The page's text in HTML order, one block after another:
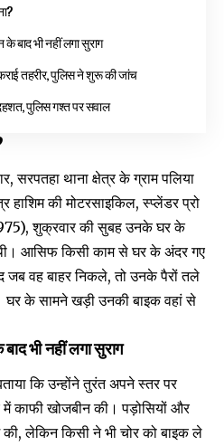
बाद भी नहीं लगा सुराग
तहरीर, पुलिस ने शुरू की जांच
पुलिस गश्त पर सवाल
सरपतहा थाना क्षेत्र के ग्राम पलिया
हाशिम की मोटरसाइकिल, स्प्लेंडर प्रो
शुक्रवार की सुबह उनके घर के
आसिफ किसी काम से घर के अंदर गए
जब वह बाहर निकले, तो उनके पैरों तले
के सामने खड़ी उनकी बाइक वहां से
भी नहीं लगा सुराग
कि उन्होंने तुरंत अपने स्तर पर
काफी खोजबीन की। पड़ोसियों और
की, लेकिन किसी ने भी चोर को बाइक ले